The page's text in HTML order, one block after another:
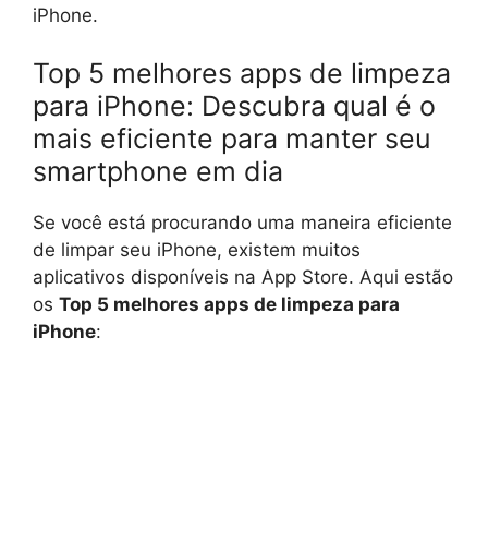
iPhone.
Top 5 melhores apps de limpeza
para iPhone: Descubra qual é o
mais eficiente para manter seu
smartphone em dia
Se você está procurando uma maneira eficiente
de limpar seu iPhone, existem muitos
aplicativos disponíveis na App Store. Aqui estão
os Top 5 melhores apps de limpeza para
iPhone: